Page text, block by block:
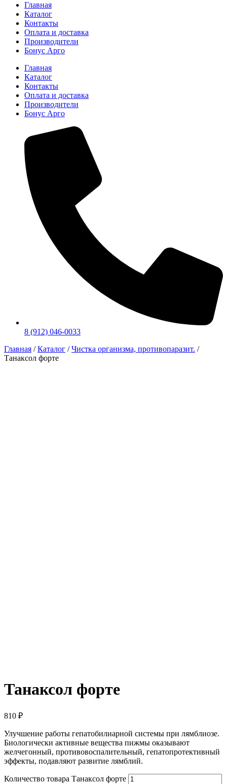
Главная
Каталог
Контакты
Оплата и доставка
Производители
Бонус Арго
Главная
Каталог
Контакты
Оплата и доставка
Производители
Бонус Арго
8 (912) 046-0033
Главная / Каталог / Чистка организма, противопаразит. /
Танаксол форте
Танаксол форте
810 ₽
Улучшение работы гепатобилиарной системы при лямблиозе.
Биологически активные вещества пижмы оказывают
желчегонный, противовоспалительный, гепатопротективный
эффекты, подавляют развитие лямблий.
Количество товара Танаксол форте